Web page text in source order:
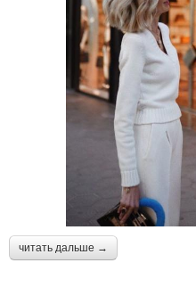
читать дальше →